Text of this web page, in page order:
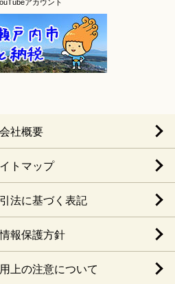
アカウント
会社概要
トマップ
法に基づく表記
報保護方針
上の注意について